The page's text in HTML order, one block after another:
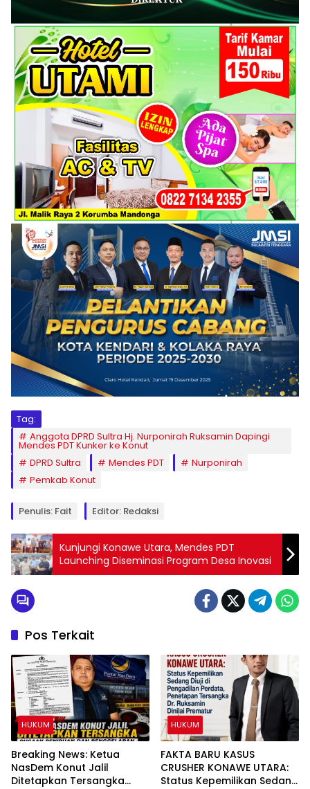
Tag:
Anggota DPRD Sultra Hj. Nurponirah Ruksamin Dapingi
Mendes PDT Kunker ke Konut
DPRD Sultra
Mendes PDT
Nurponirah
Pemkab Konut
Penulis: Fait Editor: Redaksi
Kunjungi Konawe Utara, Mendes PDT
Launching Diseminasi Program Desa Inovasi
Pos Terkait
HUKUM
Breaking News: Ketua
NasDem Konut Jalil
Ditetapkan Tersangka
HUKUM
FAKTA BARU KASUS
CRUSHER KONAWE UTARA:
Status Kepemilikan Sedang